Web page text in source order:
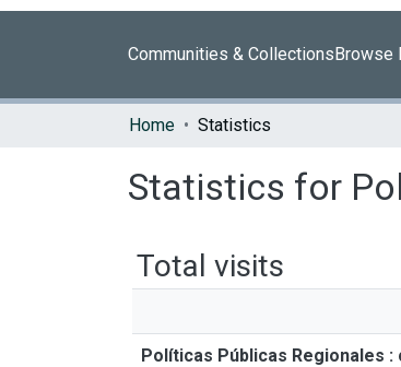
Communities & CollectionsBrowse
Home Statistics
Statistics for
Total visits
Políticas Públicas Regionales :